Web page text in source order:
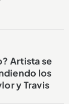
Artista se
los
y Travis